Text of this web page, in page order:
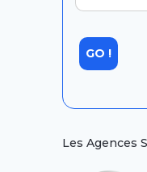
Les Agences